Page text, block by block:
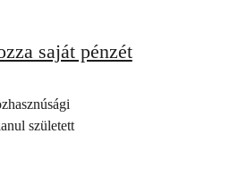
saját pénzét
született